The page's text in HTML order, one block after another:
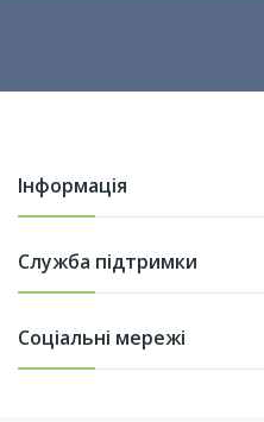
Інформація
Служба підтримки
Соціальні мережі